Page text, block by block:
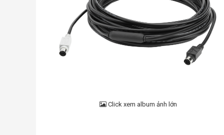
Click xem album ảnh lớn